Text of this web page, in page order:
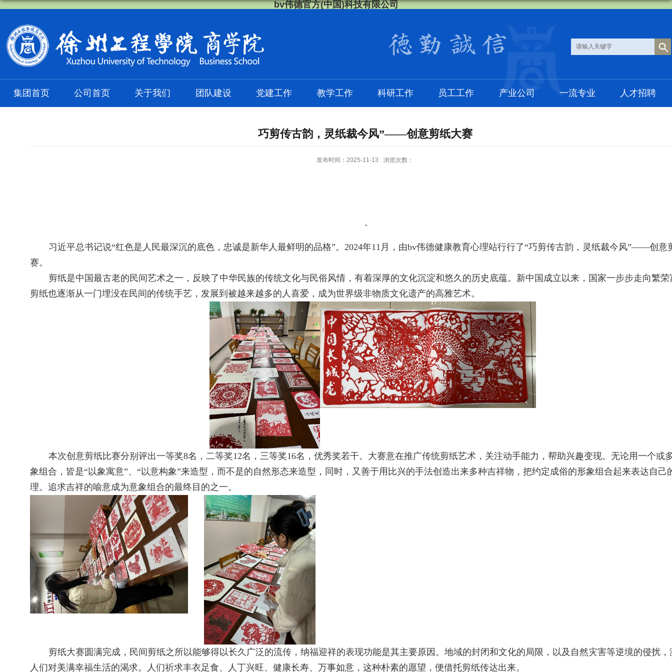
bv伟德官方(中国)科技有限公司
集团首页 公司首页 关于我们 团队建设 党建工作 教学工作 科研工作 员工工作 产业公司 一流专业 人才招聘
巧剪传古韵，灵纸裁今风”——创意剪纸大赛
发布时间：2025-11-13 浏览次数：
“
习近平总书记说“红色是人民最深沉的底色，忠诚是新华人最鲜明的品格”。2024年11 月，由bv伟德健康教育心理站行行了“巧剪传古韵，灵纸裁今风”——创意
赛。
剪纸是中国最古老的民间艺术之一，反映了中华民族的传统文化与民俗风情，有着深厚的文化沉淀和悠久的历史底蕴。新中国成立以来，国家一步步走向繁荣
剪纸也逐渐从一门埋没在民间的传统手艺，发展到被越来越多的人喜爱，成为世界级非物质文化遗产的高雅艺术。
本次创意剪纸比赛分别评出一等奖8名，二等奖12名，三等奖16名，优秀奖若干。大赛意在推广传统剪纸艺术，关注动手能力，帮助兴趣变现。无论用一个或
象组合，皆是“以象寓意”、“以意构象”来造型，而不是的自然形态来造型，同时，又善于用比兴的手法创造出来多种吉祥物，把约定成俗的形象组合起来表达自己
理。追求吉祥的喻意成为意象组合的最终目的之一。
剪纸大赛圆满完成，民间剪纸之所以能够得以长久广泛的流传，纳福迎祥的表现功能是其主要原因。地域的封闭和文化的局限，以及自然灾害等逆境的侵扰，
人们对美满幸福生活的渴求。人们祈求丰衣足食、人丁兴旺、健康长寿、万事如意，这种朴素的愿望，便借托剪纸传达出来。